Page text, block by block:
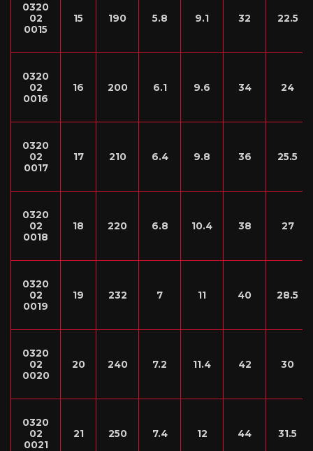
0320
02
0015
15 190 5.8 9.1 32 22.5
0320
02
0016
16 200 6.1 9.6 34 24
0320
02
0017
17 210 6.4 9.8 36 25.5
0320
02
0018
18 220 6.8 10.4 38 27
0320
02
0019
19 232 7 11 40 28.5
0320
02
0020
20 240 7.2 11.4 42 30
0320
02
0021
21 250 7.4 12 44 31.5